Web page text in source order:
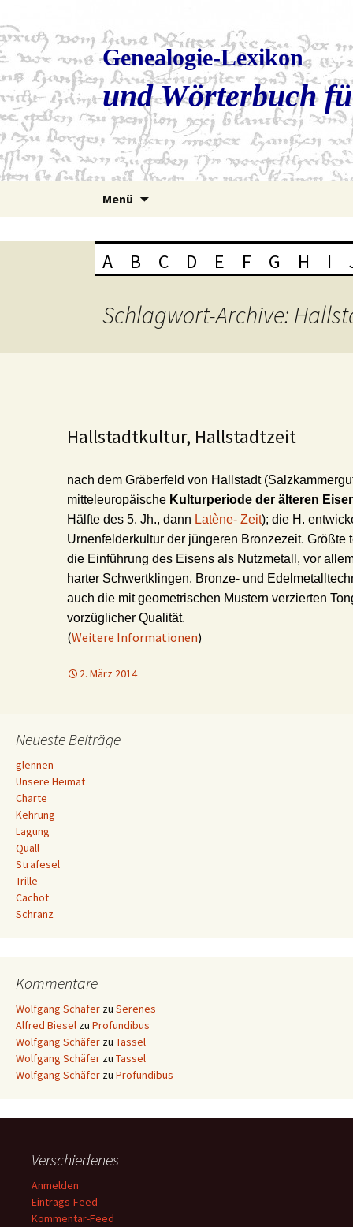
Genealogie-Lexikon
und Wörterbuch
Menü
A B C D E F G H I
Schlagwort-Archive:
Hallstadtkultur, Hallstadtzeit
nach dem Gräberfeld von Hallstadt
mitteleuropäische Kulturperiode der älteren
Hälfte des 5. Jh., dann Latène- Zeit); die H.
Urnenfelderkultur der jüngeren Bronzezeit. Größte
die Einführung des Eisens als Nutzmetall, vor
harter Schwertklingen. Bronze- und
auch die mit geometrischen Mustern verzierten
vorzüglicher Qualität.
(Weitere Informationen)
2. März 2014
Neueste Beiträge
glennen
Unsere Heimat
Charte
Kehrung
Lagung
Quall
Strafesel
Trille
Cachot
Schranz
Kommentare
Wolfgang Schäfer zu Serenes
Alfred Biesel zu Profundibus
Wolfgang Schäfer zu Tassel
Wolfgang Schäfer zu Tassel
Wolfgang Schäfer zu Profundibus
Verschiedenes
Anmelden
Eintrags-Feed
Kommentar-Feed